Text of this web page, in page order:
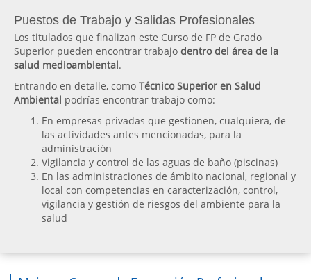
Puestos de Trabajo y Salidas Profesionales
Los titulados que finalizan este Curso de FP de Grado
Superior pueden encontrar trabajo dentro del área de la
salud medioambiental.
Entrando en detalle, como Técnico Superior en Salud
Ambiental podrías encontrar trabajo como:
En empresas privadas que gestionen, cualquiera, de
las actividades antes mencionadas, para la
administración
Vigilancia y control de las aguas de baño (piscinas)
En las administraciones de ámbito nacional, regional y
local con competencias en caracterización, control,
vigilancia y gestión de riesgos del ambiente para la
salud